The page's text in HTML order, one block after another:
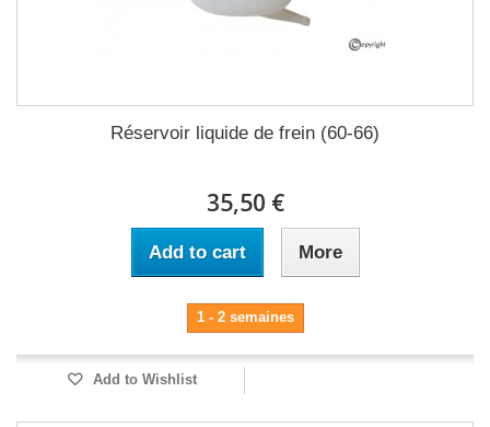
Réservoir liquide de frein (60-66)
35,50 €
Add to cart More
1 - 2 semaines
Add to Wishlist